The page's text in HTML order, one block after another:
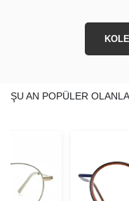
ŞU AN POPÜLER